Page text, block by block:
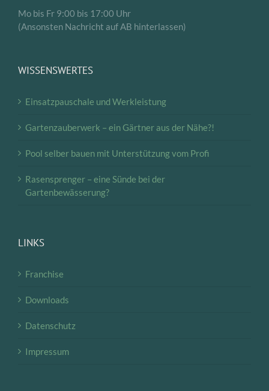
Mo bis Fr 9:00 bis 17:00 Uhr
(Ansonsten Nachricht auf AB hinterlassen)
WISSENSWERTES
Einsatzpauschale und Werkleistung
Gartenzauberwerk – ein Gärtner aus der Nähe?!
Pool selber bauen mit Unterstützung vom Profi
Rasensprenger – eine Sünde bei der
Gartenbewässerung?
LINKS
Franchise
Downloads
Datenschutz
Impressum